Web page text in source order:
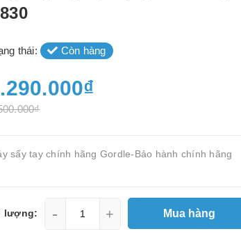
thái: Còn hàng
sấy tay chính hãng Gordle-Bảo hành chính hãng
lượng: - + Mua hàng